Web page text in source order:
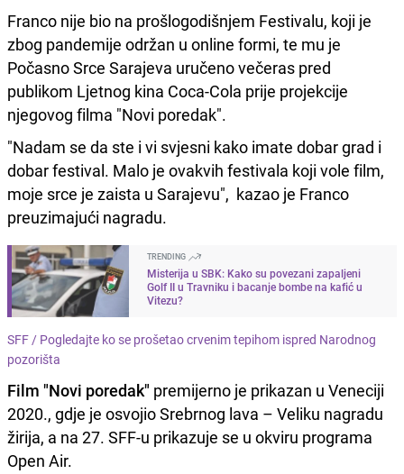
Franco nije bio na prošlogodišnjem Festivalu, koji je
zbog pandemije održan u online formi, te mu je
Počasno Srce Sarajeva uručeno večeras pred
publikom Ljetnog kina Coca-Cola prije projekcije
njegovog filma "Novi poredak".
"Nadam se da ste i vi svjesni kako imate dobar grad i
dobar festival. Malo je ovakvih festivala koji vole film,
moje srce je zaista u Sarajevu", kazao je Franco
preuzimajući nagradu.
TRENDING
Misterija u SBK: Kako su povezani zapaljeni
Golf II u Travniku i bacanje bombe na kafić u
Vitezu?
SFF / Pogledajte ko se prošetao crvenim tepihom ispred Narodnog
pozorišta
Film "Novi poredak" premijerno je prikazan u Veneciji
2020., gdje je osvojio Srebrnog lava – Veliku nagradu
žirija, a na 27. SFF-u prikazuje se u okviru programa
Open Air.